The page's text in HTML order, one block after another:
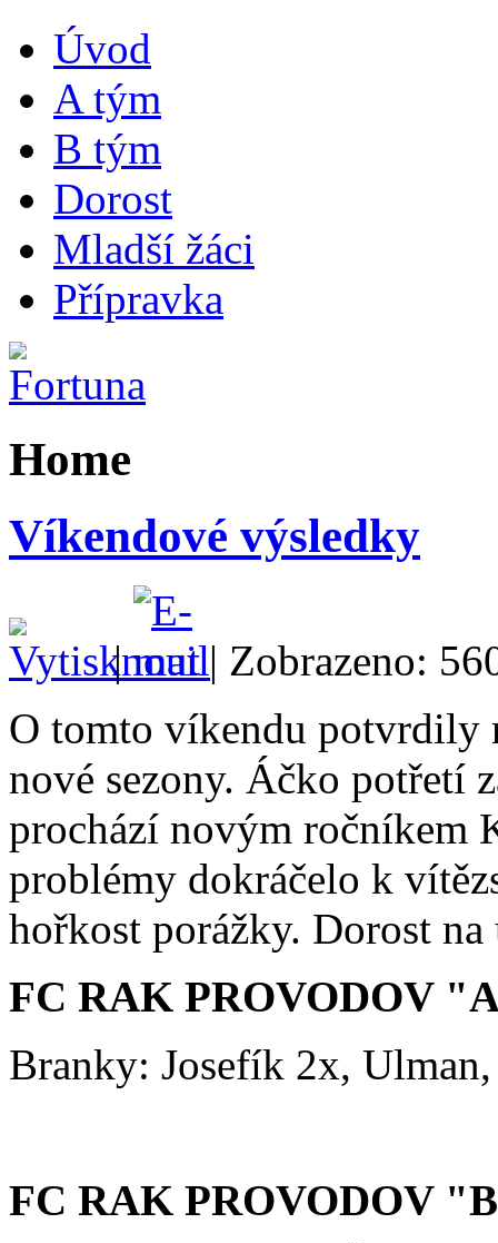
Úvod
A tým
B tým
Dorost
Mladší žáci
Přípravka
Home
Víkendové výsledky
|
| Zobrazeno:
O tomto víkendu potvrdily
nové sezony. Áčko potřetí
prochází novým ročníkem
problémy dokráčelo k
hořkost porážky. Dorost
FC RAK PROVODOV
Branky: Josefík 2x,
FC RAK PROVODOV